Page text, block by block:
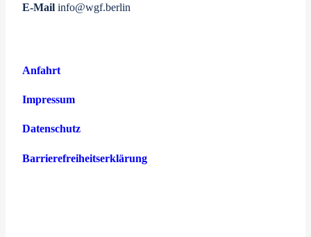
E-Mail info@wgf.berlin
Anfahrt
Impressum
Datenschutz
Barrierefreiheitserklärung